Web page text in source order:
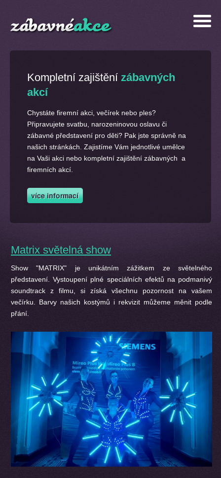
Kompletní zajištění zábavných
akcí
Chystáte firemní akci, večírek nebo ples?
Připravujete svatbu, narozeninovou oslavu či
zábavné představení pro děti? Pak jste správně na
našich stránkách. Zajistíme Vám jednotlivé umělce
na Vaši akci nebo kompletní zajištění zábavných a
firemních akcí.
Matrix světelná show
Show "MATRIX" je unikátním zážitkem ze světelného
představení. Vystoupení plné speciálních efektů na podmanivý
soundtrack z filmu, si získá všechnu pozornost na vašem
večírku. Barvy našich kostýmů i rekvizit můžeme měnit podle
přání.